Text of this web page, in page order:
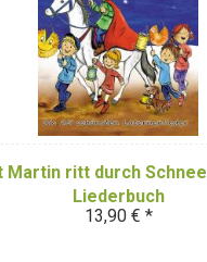
Martin ritt durch
Liederbuch
13,90 € *